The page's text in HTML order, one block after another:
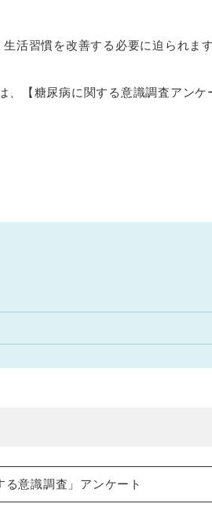
活習慣を改善する必要に迫られます
、【糖尿病に関する意識調査アンケ
る意識調査」アンケート